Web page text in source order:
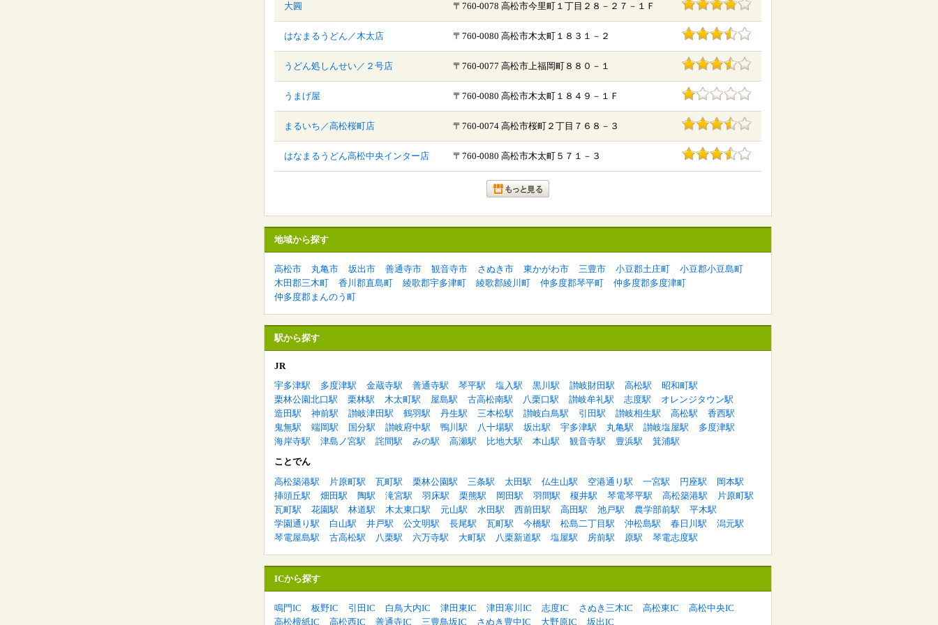
大圓 〒760-0078 高松市今里町１丁目２８－２７－１Ｆ
はなまるうどん／木太店 〒760-0080 高松市木太町１８３１－２
うどん処しんせい／２号店 〒760-0077 高松市上福岡町８８０－１
うまげ屋 〒760-0080 高松市木太町１８４９－１Ｆ
まるいち／高松桜町店 〒760-0074 高松市桜町２丁目７６８－３
はなまるうどん高松中央インター店 〒760-0080 高松市木太町５７１－３
地域から探す
高松市 丸亀市 坂出市 善通寺市 観音寺市 さぬき市 東かがわ市 三豊市 小豆郡土庄町
小豆郡小豆島町
木田郡三木町
香川郡直島町 綾歌郡宇多津町 綾歌郡綾川町 仲多度郡琴平町
仲多度郡多度津町
仲多度郡まんのう町
駅から探す
JR
宇多津駅
多度津駅 金蔵寺駅 善通寺駅 琴平駅 塩入駅 黒川駅 讃岐財田駅 高松駅
昭和町駅
栗林公園北口駅
栗林駅 木太町駅 屋島駅 古高松南駅 八栗口駅 讃岐牟礼駅 志度駅
オレンジタウン駅
造田駅
神前駅 讃岐津田駅 鶴羽駅 丹生駅 三本松駅 讃岐白鳥駅 引田駅 讃岐相生駅 高松駅
香西駅
鬼無駅
端岡駅 国分駅 讃岐府中駅 鴨川駅 八十場駅 坂出駅 宇多津駅 丸亀駅 讃岐塩屋駅
多度津駅
海岸寺駅
津島ノ宮駅 詫間駅 みの駅 高瀬駅 比地大駅 本山駅 観音寺駅 豊浜駅
箕浦駅
ことでん
高松築港駅
片原町駅 瓦町駅 栗林公園駅 三条駅 太田駅 仏生山駅 空港通り駅 一宮駅 円座駅
岡本駅
挿頭丘駅
畑田駅 陶駅 滝宮駅 羽床駅 栗熊駅 岡田駅 羽間駅 榎井駅 琴電琴平駅 高松築港駅
片原町駅
瓦町駅
花園駅 林道駅 木太東口駅 元山駅 水田駅 西前田駅 高田駅 池戸駅 農学部前駅
平木駅
学園通り駅
白山駅 井戸駅 公文明駅 長尾駅 瓦町駅 今橋駅 松島二丁目駅 沖松島駅 春日川駅
潟元駅
琴電屋島駅
古高松駅 八栗駅 六万寺駅 大町駅 八栗新道駅 塩屋駅 房前駅 原駅 琴電志度駅
ICから探す
鳴門IC 板野IC 引田IC 白鳥大内IC 津田東IC 津田寒川IC 志度IC さぬき三木IC 高松東IC
高松中央IC
高松檀紙IC
高松西IC 善通寺IC 三豊鳥坂IC さぬき豊中IC 大野原IC 坂出IC